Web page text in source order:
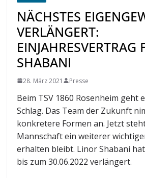
NÄCHSTES
VERLÄNGERT:
EINJAHRESVERTRAG
SHABANI
28. März 2021 Presse
Beim TSV 1860 Rosenheim geht
Schlag. Das Team der Zukunft
konkretere Formen an. Jetzt
Mannschaft ein weiterer
erhalten bleibt. Linor Shabani
bis zum 30.06.2022 verlängert.